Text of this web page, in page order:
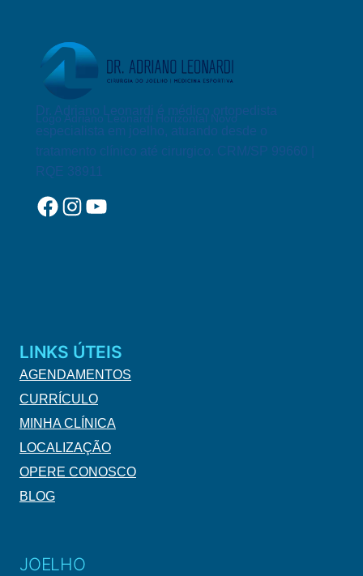
Logo Adriano Leonardi Horizontal Novo
Dr. Adriano Leonardi é médico ortopedista
especialista em joelho, atuando desde o
tratamento clínico até cirurgico. CRM/SP 99660 |
RQE 38911
Facebook
Instagram
YouTube
LINKS ÚTEIS
AGENDAMENTOS
CURRÍCULO
MINHA CLÍNICA
LOCALIZAÇÃO
OPERE CONOSCO
BLOG
JOELHO